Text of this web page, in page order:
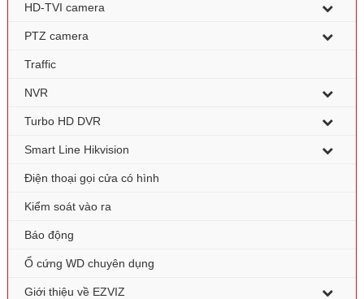
HD-TVI camera
PTZ camera
Traffic
NVR
Turbo HD DVR
Smart Line Hikvision
Điện thoại gọi cửa có hình
Kiểm soát vào ra
Báo động
Ổ cứng WD chuyên dụng
Giới thiệu về EZVIZ